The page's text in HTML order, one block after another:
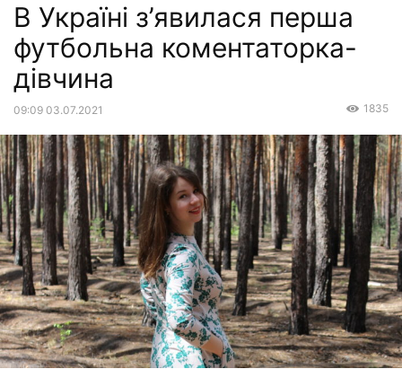
В Україні з’явилася перша
футбольна коментаторка-
дівчина
09:09 03.07.2021 1835